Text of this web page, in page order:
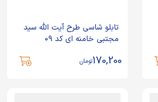
تابلو شاسی طرح آیت الله سید
مجتبی خامنه ای کد 09
170,200تومان